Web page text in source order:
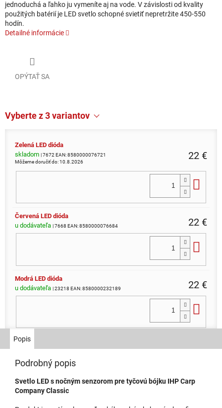
jednoduchá a ľahko ju vymeníte aj na vode. V závislosti od kvality
použitých batérií je LED svetlo schopné svietiť nepretržite 450-550
hodín.
Detailné informácie
OPÝTAŤ SA
Vyberte z 3 variantov
Zelená LED dióda
skladom | 7672 EAN:8580000076721
Môžeme doručiť do:10.8.2026
22 €
Červená LED dióda
u dodávateľa | 7668 EAN:8580000076684 22 €
Modrá LED dióda
u dodávateľa | 23218 EAN:8580000232189 22 €
Popis
Podrobný popis
Svetlo LED s nočným senzorom pre tyčovú bójku IHP Carp
Company Classic